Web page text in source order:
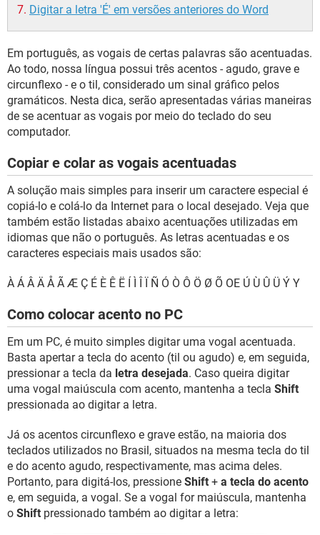
Digitar a letra 'É' em versões anteriores do Word
Em português, as vogais de certas palavras são acentuadas.
Ao todo, nossa língua possui três acentos - agudo, grave e
circunflexo - e o til, considerado um sinal gráfico pelos
gramáticos. Nesta dica, serão apresentadas várias maneiras
de se acentuar as vogais por meio do teclado do seu
computador.
Copiar e colar as vogais acentuadas
A solução mais simples para inserir um caractere especial é
copiá-lo e colá-lo da Internet para o local desejado. Veja que
também estão listadas abaixo acentuações utilizadas em
idiomas que não o português. As letras acentuadas e os
caracteres especiais mais usados são:
À Á Â Ä Å Ã Æ Ç É È Ê Ë Í Ì Î Ï Ñ Ó Ò Ô Ö Ø Õ OE Ú Ù Û Ü Ý Y
Como colocar acento no PC
Em um PC, é muito simples digitar uma vogal acentuada.
Basta apertar a tecla do acento (til ou agudo) e, em seguida,
pressionar a tecla da letra desejada. Caso queira digitar
uma vogal maiúscula com acento, mantenha a tecla Shift
pressionada ao digitar a letra.
Já os acentos circunflexo e grave estão, na maioria dos
teclados utilizados no Brasil, situados na mesma tecla do til
e do acento agudo, respectivamente, mas acima deles.
Portanto, para digitá-los, pressione Shift + a tecla do acento
e, em seguida, a vogal. Se a vogal for maiúscula, mantenha
o Shift pressionado também ao digitar a letra: